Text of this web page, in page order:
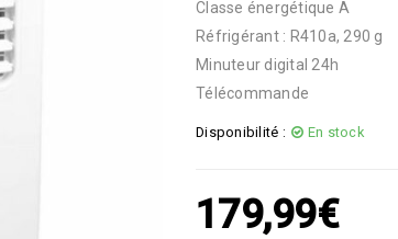
Classe énergétique A
Réfrigérant : R410a, 290 g
Minuteur digital 24h
Télécommande
Disponibilité : En stock
179,99€